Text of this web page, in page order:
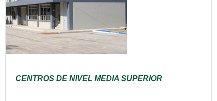
CENTROS DE NIVEL MEDIA SUPERIOR